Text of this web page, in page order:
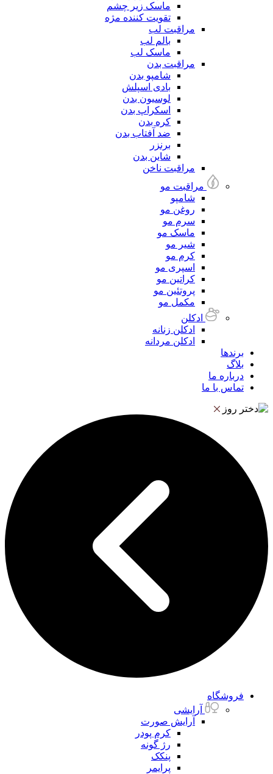
ماسک زیر چشم
تقویت کننده مژه
مراقبت لب
بالم لب
ماسک لب
مراقبت بدن
شامپو بدن
بادی اسپلش
لوسیون بدن
اسکراپ بدن
کره بدن
ضد آفتاب بدن
برنزر
شاین بدن
مراقبت ناخن
مراقبت مو
شامپو
روغن مو
سرم مو
ماسک مو
شیر مو
کرم مو
اسپری مو
کراتین مو
پروتئین مو
مکمل مو
ادکلن
ادکلن زنانه
ادکلن مردانه
برندها
بلاگ
درباره ما
تماس با ما
فروشگاه
آرایشی
آرایش صورت
کرم پودر
رژ گونه
پنکک
پرایمر